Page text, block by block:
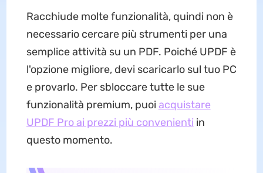
Racchiude molte funzionalità, quindi non è
necessario cercare più strumenti per una
semplice attività su un PDF. Poiché UPDF è
l'opzione migliore, devi scaricarlo sul tuo PC
e provarlo. Per sbloccare tutte le sue
funzionalità premium, puoiacquistare
UPDF Pro ai prezzi più convenienti in
questo momento.